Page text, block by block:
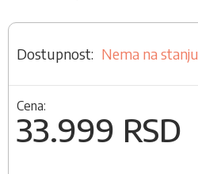
Nema na stanju
Cena:
33.999 RSD